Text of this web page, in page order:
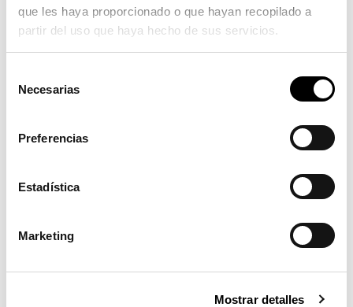
que les haya proporcionado o que hayan recopilado a
partir del uso que haya hecho de sus servicios.
Necesarias
Preferencias
Estadística
Marketing
Mostrar detalles
Además, está compuesto pordos señales
electrónicas de aviso tipo Futura SRL R-101
adaptado unradar de efecto Doppler orientable
que mide la velocidad de los vehículos y los detecta
cuando se aproximan.
precisión,
se produce
en el